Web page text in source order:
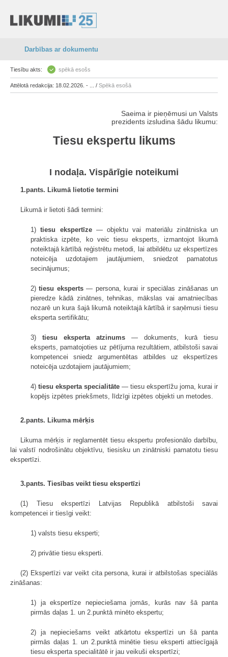
Darbības ar dokumentu
Tiesību akts: spēkā esošs
Attēlotā redakcija: 18.02.2026. - ... / Spēkā esošā
Saeima ir pieņēmusi un Valsts
prezidents izsludina šādu likumu:
Tiesu ekspertu likums
I nodaļa. Vispārīgie noteikumi
1.pants. Likumā lietotie termini
Likumā ir lietoti šādi termini:
1)tiesu ekspertīze— objektu vai materiālu zinātniska un
praktiska izpēte, ko veic tiesu eksperts, izmantojot likumā
noteiktajā kārtībā reģistrētu metodi, lai atbildētu uz ekspertīzes
noteicēja uzdotajiem jautājumiem, sniedzot pamatotus
secinājumus;
2)tiesu eksperts— persona, kurai ir speciālas zināšanas un
pieredze kādā zinātnes, tehnikas, mākslas vai amatniecības
nozarē un kura šajā likumā noteiktajā kārtībā ir saņēmusi tiesu
eksperta sertifikātu;
3) tiesu eksperta atzinums — dokuments, kurā tiesu
eksperts, pamatojoties uz pētījuma rezultātiem, atbilstoši savai
kompetencei sniedz argumentētas atbildes uz ekspertīzes
noteicēja uzdotajiem jautājumiem;
4) tiesu eksperta specialitāte — tiesu ekspertīžu joma, kurai ir
kopējs izpētes priekšmets, līdzīgi izpētes objekti un metodes.
2.pants. Likuma mērķis
Likuma mērķis ir reglamentēt tiesu ekspertu profesionālo darbību,
lai valstī nodrošinātu objektīvu, tiesisku un zinātniski pamatotu tiesu
ekspertīzi.
3.pants. Tiesības veikt tiesu ekspertīzi
(1) Tiesu ekspertīzi Latvijas Republikā atbilstoši savai
kompetencei ir tiesīgi veikt:
1) valsts tiesu eksperti;
2) privātie tiesu eksperti.
(2) Ekspertīzi var veikt cita persona, kurai ir atbilstošas speciālās
zināšanas:
1) ja ekspertīze nepieciešama jomās, kurās nav šā panta
pirmās daļas 1. un 2.punktā minēto ekspertu;
2) ja nepieciešams veikt atkārtotu ekspertīzi un šā panta
pirmās daļas 1. un 2.punktā minētie tiesu eksperti attiecīgajā
tiesu eksperta specialitātē ir jau veikuši ekspertīzi;